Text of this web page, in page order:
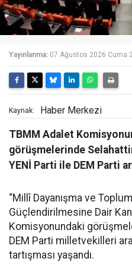
Yayınlanma: 07 Ağustos 2026 Cuma
Kaynak: Haber Merkezi
TBMM Adalet
görüşmelerinde
YENİ Parti ile DEM Parti
“Millî Dayanışma ve
Güçlendirilmesine Dair
Komisyonundaki
DEM Parti milletvekilleri
tartışması yaşandı.